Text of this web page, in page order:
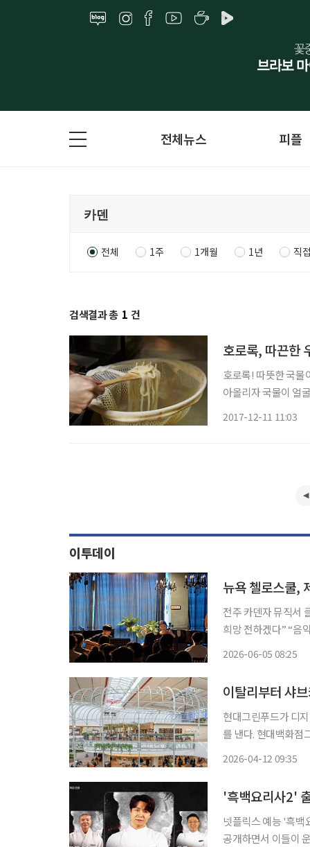
전체뉴스 피플
전체 1주 1개월 1년 직
검색결과 총 1 건
호로록, 따끈한
호로록! 따뜻한 국물
아올리자 국물이 얼
2017-12-11 11:03
이투데이
뉴욕 첼로스쿨,
전주 카덴자 뮤직서
희망 전하겠다” “음악은 사랑의 언어라는 말처럼, 이번 연주회가 관객들의 마음에 따뜻한 위
2026-06-05 08:25
현대그린푸드가 디
를 낸다. 현대백화점그룹 계열 종합식품기업 현대그린푸드는 실시간 레스토랑 예약 플랫폼
2026-04-12 09:35
'흑백요리사2'
넷플릭스 예능 '흑백
공개하면서 이들이